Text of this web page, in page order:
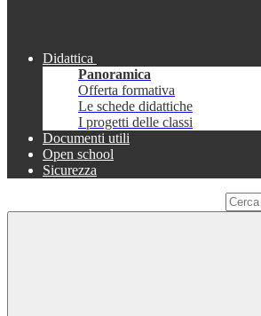
Didattica
Panoramica
Offerta formativa
Le schede didattiche
I progetti delle classi
Documenti utili
Open school
Sicurezza